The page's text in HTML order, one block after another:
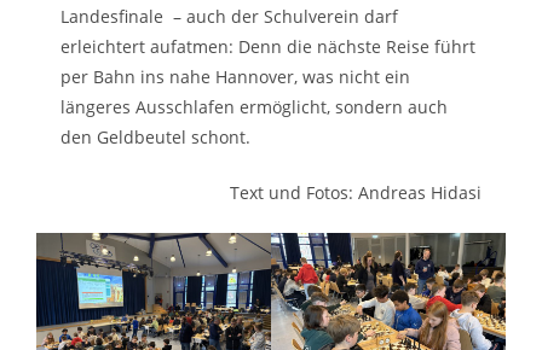
Landesfinale – auch der Schulverein darf
erleichtert aufatmen: Denn die nächste Reise führt
per Bahn ins nahe Hannover, was nicht ein
längeres Ausschlafen ermöglicht, sondern auch
den Geldbeutel schont.
Text und Fotos: Andreas Hidasi